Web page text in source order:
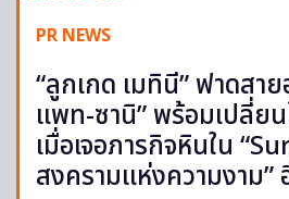
PR NEWS
“ลูกเกด เมทินี” ฟาดสาย
แพท-ซานิ” พร้อมเปลี่ย
เมื่อเจอภารกิจหินใน
สงครามแห่งความงาม”